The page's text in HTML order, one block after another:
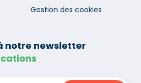
Gestion des cookies
notre newsletter